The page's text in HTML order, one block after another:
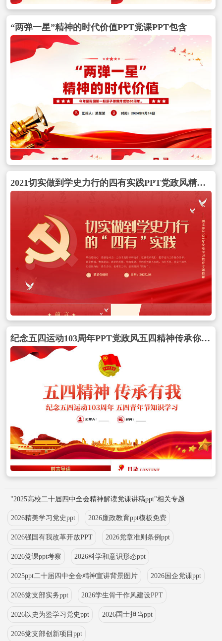
“两弹一星”精神的时代价值PPT党课PPT包含
2021切实做到学史力行的四有实践PPT党政风精美党史学习教育专题党课讲稿课件包含
纪念五四运动103周年PPT党政风五四精神传承你我专题党课PPT模板包含
"2025高校二十届四中全会精神解读党课讲稿ppt"相关专题
2026精美学习党史ppt 2026廉政教育ppt模板免费
2026强国有我改革开放PPT 2026党章准则条例ppt
2026党课ppt考察 2026科学和意识形态ppt
2025ppt二十届四中全会精神宣讲背景图片 2026国企党课ppt
2026党支部实务ppt 2026学生骨干作风建设PPT
2026以史为鉴学习党史ppt 2026国士担当ppt
2026党支部创新项目ppt